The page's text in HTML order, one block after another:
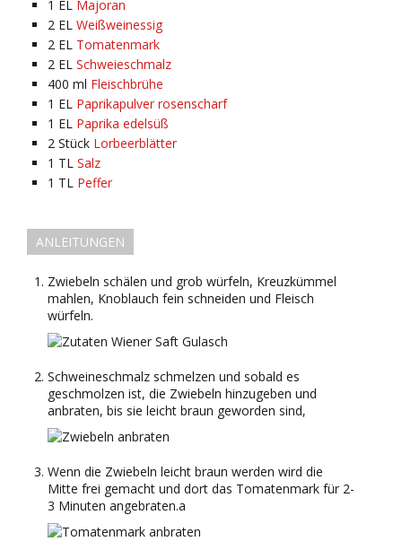
1 EL Majoran
2 EL Weißweinessig
2 EL Tomatenmark
2 EL Schweieschmalz
400 ml Fleischbrühe
1 EL Paprikapulver rosenscharf
1 EL Paprika edelsüß
2 Stück Lorbeerblätter
1 TL Salz
1 TL Peffer
ANLEITUNGEN
Zwiebeln schälen und grob würfeln, Kreuzkümmel
mahlen, Knoblauch fein schneiden und Fleisch
würfeln.
Schweineschmalz schmelzen und sobald es
geschmolzen ist, die Zwiebeln hinzugeben und
anbraten, bis sie leicht braun geworden sind,
Wenn die Zwiebeln leicht braun werden wird die
Mitte frei gemacht und dort das Tomatenmark für 2-
3 Minuten angebraten.a